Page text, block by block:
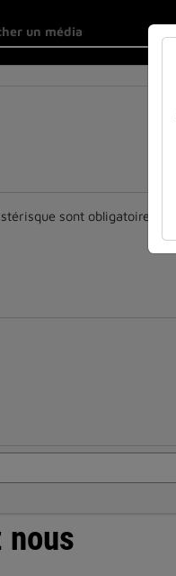
sont obligatoires.
nous